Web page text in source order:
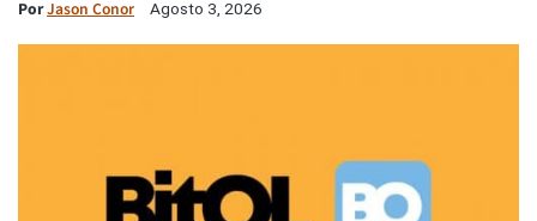
PorJason Conor Agosto 3, 2026